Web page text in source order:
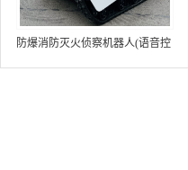
防爆消防灭火侦察机器人(语音控
制+跟随功能+5G控制+水炮跟踪